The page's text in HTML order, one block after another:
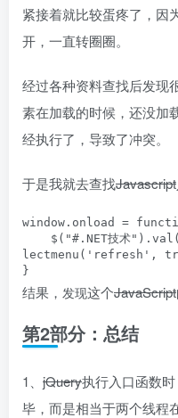
紧接着就比较蛋疼了，因
开，一直转圈圈。
经过各种资料查找后发现
素在加载的时候，还没加
经执行了，导致了冲突。
于是我就去查找Javascript
window.onload =
$("#.NET技术
lectmenu('refresh',
}
结果， 发现这个JavaScript
第2部分：总结
1、 jQuery执行入口函数
毕，而是相当于两个线程